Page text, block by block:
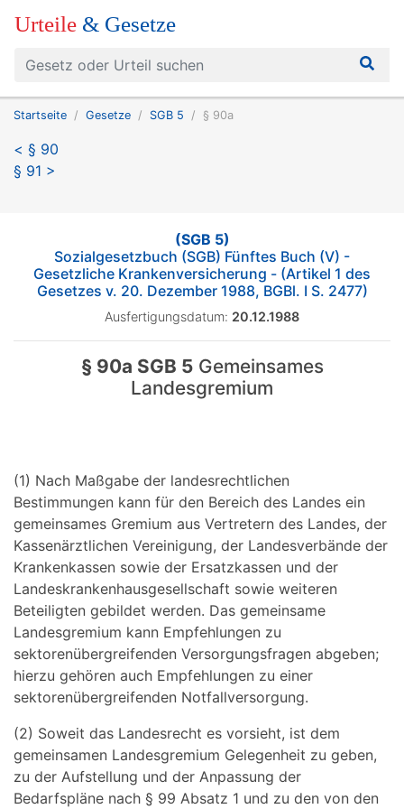
Urteile & Gesetze
Startseite Gesetze SGB 5 § 90a
< § 90
§ 91 >
(SGB 5)
Sozialgesetzbuch (SGB) Fünftes Buch (V) -
Gesetzliche Krankenversicherung - (Artikel 1 des
Gesetzes v. 20. Dezember 1988, BGBl. I S. 2477)
Ausfertigungsdatum: 20.12.1988
§ 90a SGB 5Gemeinsames
Landesgremium
(1) Nach Maßgabe der landesrechtlichen
Bestimmungen kann für den Bereich des Landes ein
gemeinsames Gremium aus Vertretern des Landes, der
Kassenärztlichen Vereinigung, der Landesverbände der
Krankenkassen sowie der Ersatzkassen und der
Landeskrankenhausgesellschaft sowie weiteren
Beteiligten gebildet werden. Das gemeinsame
Landesgremium kann Empfehlungen zu
sektorenübergreifenden Versorgungsfragen abgeben;
hierzu gehören auch Empfehlungen zu einer
sektorenübergreifenden Notfallversorgung.
(2) Soweit das Landesrecht es vorsieht, ist dem
gemeinsamen Landesgremium Gelegenheit zu geben,
zu der Aufstellung und der Anpassung der
Bedarfspläne nach § 99 Absatz 1 und zu den von den